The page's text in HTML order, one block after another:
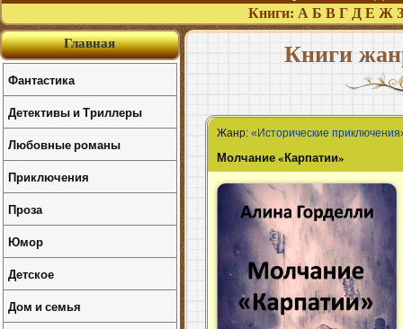
Книги: А Б В Г Д Е Ж З
Книги
Жанр:«Исторические
Молчание «Карпатии»
Главная
Фантастика
Детективы и Триллеры
Любовные романы
Приключения
Проза
Юмор
Детское
Дом и семья